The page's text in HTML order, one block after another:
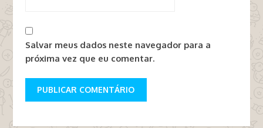
Salvar meus dados neste navegador para a
próxima vez que eu comentar.